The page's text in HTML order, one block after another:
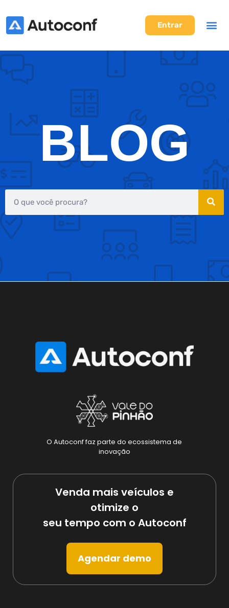
Entrar
BLOG
O Autoconf faz parte do ecossistema de
inovação
Venda mais veículos e
otimize o
seu tempo com o Autoconf
Agendar demo